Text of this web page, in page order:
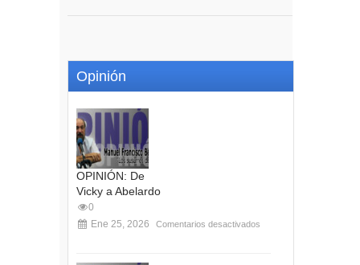
Opinión
OPINIÓN: De
Vicky a Abelardo
0
Ene 25, 2026
Comentarios desactivados